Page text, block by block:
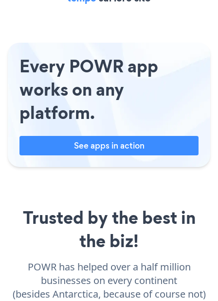
Every POWR app
works on any
platform.
See apps in action
Trusted by the best in
the biz!
POWR has helped over a half million
businesses on every continent
(besides Antarctica, because of course not)